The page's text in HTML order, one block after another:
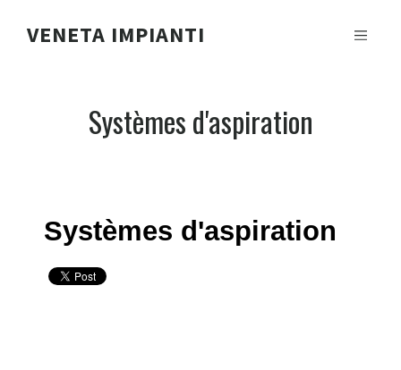
VENETA IMPIANTI
Systèmes d'aspiration
Systèmes d'aspiration